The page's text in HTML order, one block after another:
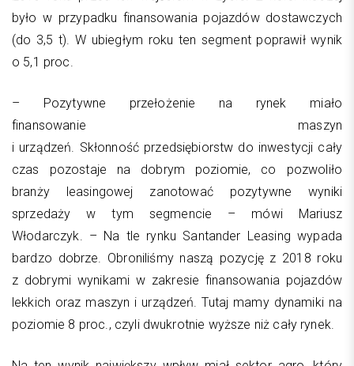
było w przypadku finansowania pojazdów dostawczych
(do 3,5 t). W ubiegłym roku ten segment poprawił wynik
o 5,1 proc.
– Pozytywne przełożenie na rynek miało
finansowanie maszyn
i urządzeń. Skłonność przedsiębiorstw do inwestycji cały
czas pozostaje na dobrym poziomie, co pozwoliło
branży leasingowej zanotować pozytywne wyniki
sprzedaży w tym segmencie – mówi Mariusz
Włodarczyk. – Na tle rynku Santander Leasing wypada
bardzo dobrze. Obroniliśmy naszą pozycję z 2018 roku
z dobrymi wynikami w zakresie finansowania pojazdów
lekkich oraz maszyn i urządzeń. Tutaj mamy dynamiki na
poziomie 8 proc., czyli dwukrotnie wyższe niż cały rynek.